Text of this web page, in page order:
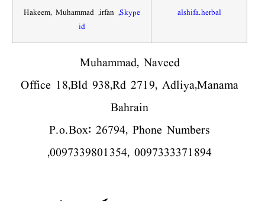
Hakeem, Muhammad ,irfan,Skype
id
alshifa.herbal
Muhammad, Naveed
Office 18,Bld 938,Rd 2719, Adliya,Manama
Bahrain
P.o.Box: 26794, Phone Numbers
,0097339801354, 0097333371894